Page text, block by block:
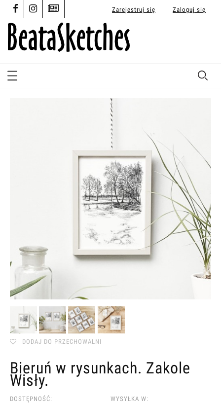
Zarejestruj się Zaloguj się
DODAJ DO PRZECHOWALNI
Bieruń w rysunkach. Zakole
Wisły.
DOSTĘPNOŚĆ: WYSYŁKA W: